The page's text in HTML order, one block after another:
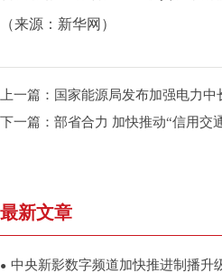
（来源： 新华网 ）
上一篇： 国家能源局发布加强电力
下一篇： 部省合力 加快推动“信用交
最新文章
● 中央新影数字频道加快推进制播升